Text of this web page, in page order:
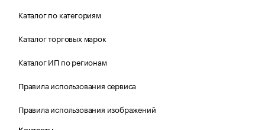
Каталог по категориям
Каталог торговых марок
Каталог ИП по регионам
Правила использования сервиса
Правила использования изображений